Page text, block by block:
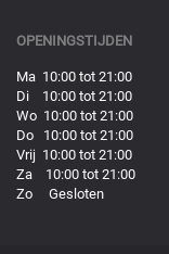
OPENINGSTIJDEN
Ma 10:00 tot 21:00
Di 10:00 tot 21:00
Wo 10:00 tot 21:00
Do 10:00 tot 21:00
Vrij 10:00 tot 21:00
Za 10:00 tot 21:00
Zo Gesloten